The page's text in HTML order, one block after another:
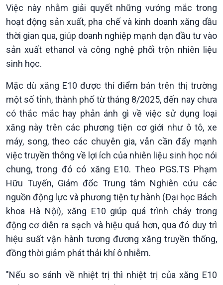
Khởi nghiệp
Tuyên chiến với gian lận
thương mại
Tâm tình biên giới và hải
đảo
Tìm hiểu biển, đảo Việt
Nam
Việc này nhằm giải quyết những vướng mắc trong
hoạt động sản xuất, pha chế và kinh doanh xăng dầu
thời gian qua, giúp doanh nghiệp mạnh dạn đầu tư vào
sản xuất ethanol và công nghệ phối trộn nhiên liệu
sinh học.
Mặc dù xăng E10 được thí điểm bán trên thị trường
một số tỉnh, thành phố từ tháng 8/2025, đến nay chưa
có thắc mắc hay phản ánh gì về việc sử dụng loại
xăng này trên các phương tiện cơ giới như ô tô, xe
máy, song, theo các chuyên gia, vẫn cần đẩy mạnh
việc truyền thông về lợi ích của nhiên liệu sinh học nói
chung, trong đó có xăng E10. Theo PGS.TS Phạm
Hữu Tuyến, Giám đốc Trung tâm Nghiên cứu các
nguồn động lực và phương tiện tự hành (Đại học Bách
khoa Hà Nội), xăng E10 giúp quá trình cháy trong
động cơ diễn ra sạch và hiệu quả hơn, qua đó duy trì
hiệu suất vận hành tương đương xăng truyền thống,
đồng thời giảm phát thải khí ô nhiễm.
"Nếu so sánh về nhiệt trị thì nhiệt trị của xăng E10